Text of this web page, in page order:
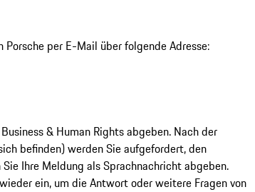
per E-Mail über folgende Adresse:
& Human Rights abgeben. Nach der
befinden) werden Sie aufgefordert, den
Ihre Meldung als Sprachnachricht abgeben.
ein, um die Antwort oder weitere Fragen von